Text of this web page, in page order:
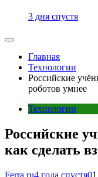
3 дня спустя
Главная
Технологии
Российские
роботов умнее
Технологии
Российские
как сделать
Ferra.ru4 года спустя0